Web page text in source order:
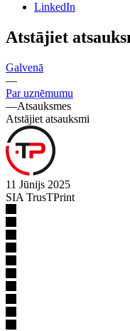
LinkedIn
Atstājiet
Galvenā
—
Par uzņēmumu
—Atsauksmes
Atstājiet atsauksmi
11 Jūnijs 2025
SIA TrusTPrint